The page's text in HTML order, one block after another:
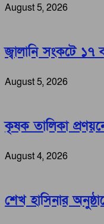
August 5, 2026
জ্বালানি সংকটে ১৭
August 5, 2026
কৃষক তালিকা প্রণয়নে
August 4, 2026
শেখ হাসিনার